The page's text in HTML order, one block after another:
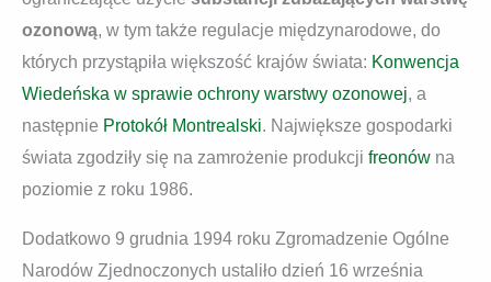
ozonową, w tym także regulacje międzynarodowe, do
których przystąpiła większość krajów świata: Konwencja
Wiedeńska w sprawie ochrony warstwy ozonowej, a
następnie Protokół Montrealski. Największe gospodarki
świata zgodziły się na zamrożenie produkcji freonów na
poziomie z roku 1986.
Dodatkowo 9 grudnia 1994 roku Zgromadzenie Ogólne
Narodów Zjednoczonych ustaliło dzień 16 września